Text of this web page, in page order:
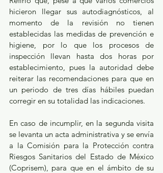
hicieron llegar sus autodiagnósticos, al
momento de la revisión no tienen
establecidas las medidas de prevención e
higiene, por lo que los procesos de
inspección llevan hasta dos horas por
establecimiento, pues la autoridad debe
reiterar las recomendaciones para que en
un periodo de tres días hábiles puedan
corregir en su totalidad las indicaciones.
En caso de incumplir, en la segunda visita
se levanta un acta administrativa y se envía
a la Comisión para la Protección contra
Riesgos Sanitarios del Estado de México
(Coprisem), para que en el ámbito de su